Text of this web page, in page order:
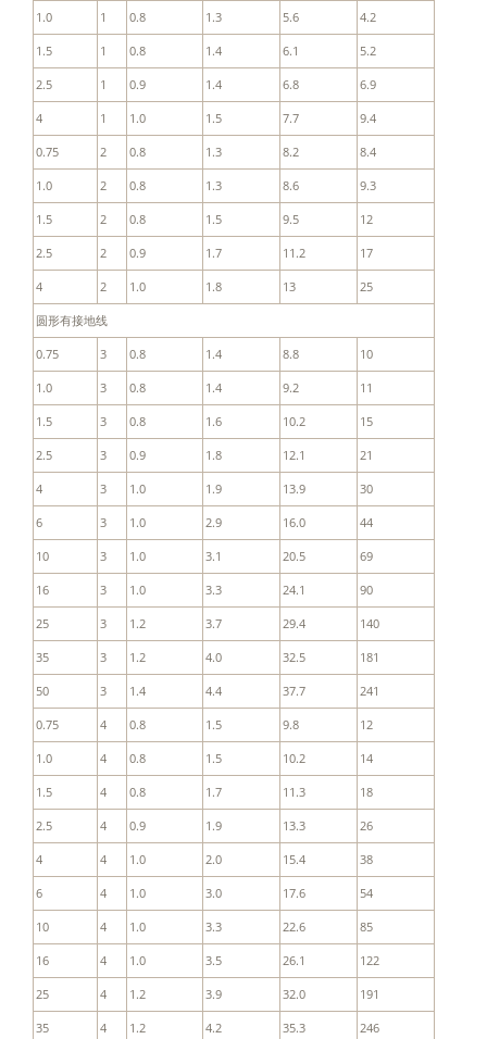
1.0 1 0.8 1.3 5.6 4.2
1.5 1 0.8 1.4 6.1 5.2
2.5 1 0.9 1.4 6.8 6.9
4 1 1.0 1.5 7.7 9.4
0.75 2 0.8 1.3 8.2 8.4
1.0 2 0.8 1.3 8.6 9.3
1.5 2 0.8 1.5 9.5 12
2.5 2 0.9 1.7 11.2 17
4 2 1.0 1.8 13 25
圆形有接地线
0.75 3 0.8 1.4 8.8 10
1.0 3 0.8 1.4 9.2 11
1.5 3 0.8 1.6 10.2 15
2.5 3 0.9 1.8 12.1 21
4 3 1.0 1.9 13.9 30
6 3 1.0 2.9 16.0 44
10 3 1.0 3.1 20.5 69
16 3 1.0 3.3 24.1 90
25 3 1.2 3.7 29.4 140
35 3 1.2 4.0 32.5 181
50 3 1.4 4.4 37.7 241
0.75 4 0.8 1.5 9.8 12
1.0 4 0.8 1.5 10.2 14
1.5 4 0.8 1.7 11.3 18
2.5 4 0.9 1.9 13.3 26
4 4 1.0 2.0 15.4 38
6 4 1.0 3.0 17.6 54
10 4 1.0 3.3 22.6 85
16 4 1.0 3.5 26.1 122
25 4 1.2 3.9 32.0 191
35 4 1.2 4.2 35.3 246